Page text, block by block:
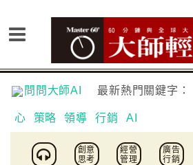
問問大師AI 最新熱門關鍵字：
心 策略 領導 行銷 AI
創意
思考
經營
管理
廣告
行銷